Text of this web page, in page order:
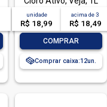
unidade
R$ 18,99
acima de3
R$ 18,49
COMPRAR
Comprar caixa:12